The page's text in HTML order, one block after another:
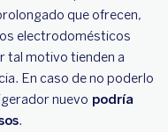
que ofrecen,
electrodomésticos
tal motivo tienden a
En caso de no poderlo
nuevo podría
.